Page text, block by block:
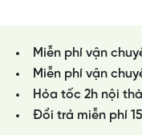
Miễn phí vận
Miễn phí vận
Hỏa tốc 2h nội
Đổi trả miễn phí